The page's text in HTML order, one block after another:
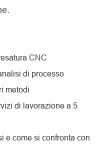
CNC
di processo
metodi
di lavorazione a 5
e come si confronta con